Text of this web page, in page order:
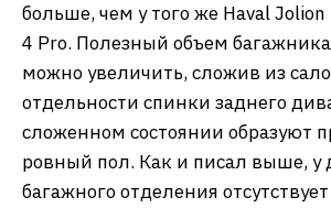
больше, чем у того же Haval
4 Pro. Полезный объем
можно увеличить, сложив из
отдельности спинки заднего
сложенном состоянии образуют
ровный пол. Как и писал выше, у
багажного отделения